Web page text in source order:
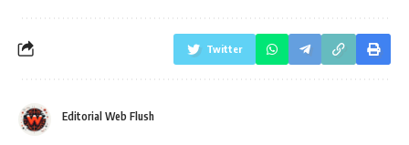
Twitter
Editorial Web Flush